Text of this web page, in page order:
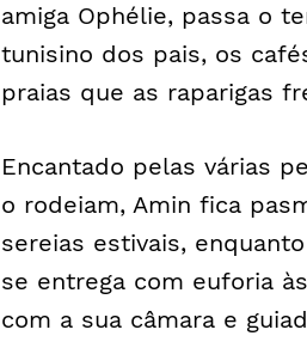
amiga Ophélie, passa o
tunisino dos pais, os
praias que as raparigas
Encantado pelas várias
o rodeiam, Amin fica
sereias estivais,
se entrega com euforia
com a sua câmara e